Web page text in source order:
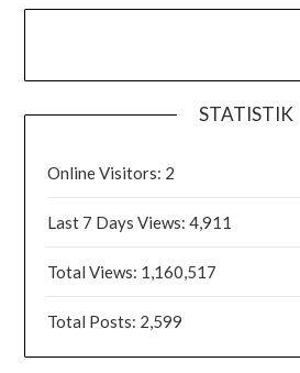
STATISTIK
Online Visitors: 2
Last 7 Days Views:4,911
Total Views: 1,160,517
Total Posts: 2,599